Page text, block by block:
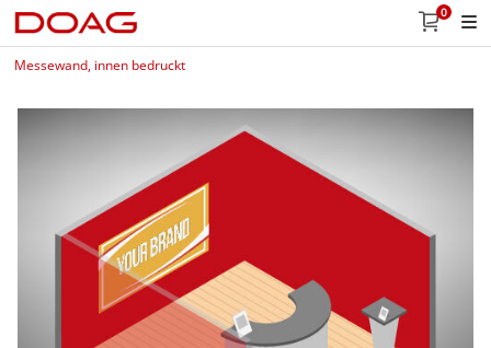
0
Messewand, innen bedruckt